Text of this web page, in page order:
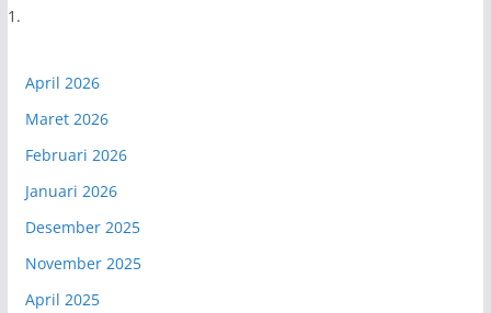
April 2026
Maret 2026
Februari 2026
Januari 2026
Desember 2025
November 2025
April 2025